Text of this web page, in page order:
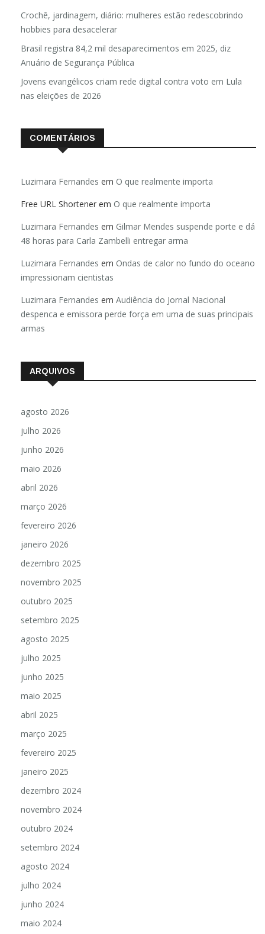
Crochê, jardinagem, diário: mulheres estão redescobrindo
hobbies para desacelerar
Brasil registra 84,2 mil desaparecimentos em 2025, diz
Anuário de Segurança Pública
Jovens evangélicos criam rede digital contra voto em Lula
nas eleições de 2026
COMENTÁRIOS
Luzimara Fernandes em O que realmente importa
Free URL Shortener em O que realmente importa
Luzimara Fernandes em Gilmar Mendes suspende porte e dá
48 horas para Carla Zambelli entregar arma
Luzimara Fernandes em Ondas de calor no fundo do oceano
impressionam cientistas
Luzimara Fernandes em Audiência do Jornal Nacional
despenca e emissora perde força em uma de suas principais
armas
ARQUIVOS
agosto 2026
julho 2026
junho 2026
maio 2026
abril 2026
março 2026
fevereiro 2026
janeiro 2026
dezembro 2025
novembro 2025
outubro 2025
setembro 2025
agosto 2025
julho 2025
junho 2025
maio 2025
abril 2025
março 2025
fevereiro 2025
janeiro 2025
dezembro 2024
novembro 2024
outubro 2024
setembro 2024
agosto 2024
julho 2024
junho 2024
maio 2024